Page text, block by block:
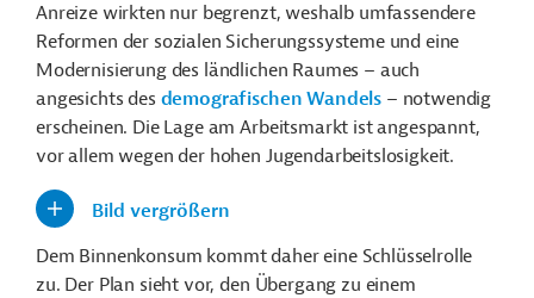
Anreize wirkten nur begrenzt, weshalb umfassendere
Reformen der sozialen Sicherungssysteme und eine
Modernisierung des ländlichen Raumes – auch
angesichts des demografischen Wandels – notwendig
erscheinen. Die Lage am Arbeitsmarkt ist angespannt,
vor allem wegen der hohen Jugendarbeitslosigkeit.
Bild vergrößern
Dem Binnenkonsum kommt daher eine Schlüsselrolle
zu. Der Plan sieht vor, den Übergang zu einem